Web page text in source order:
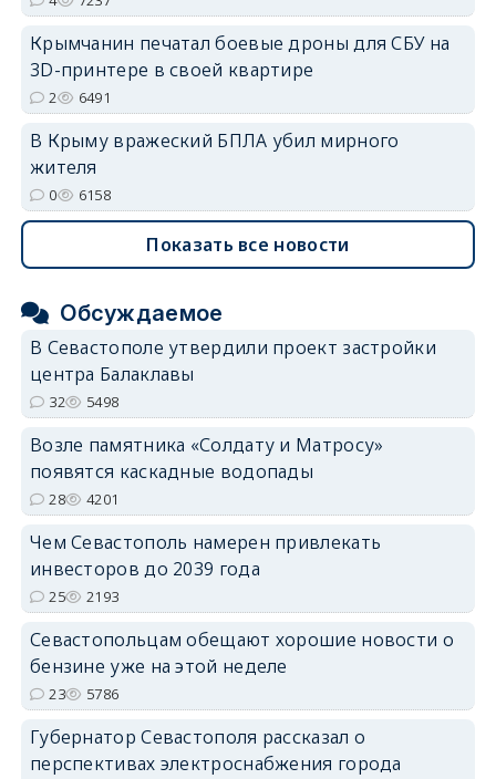
Крымчанин печатал боевые дроны для СБУ на
3D-принтере в своей квартире
2 6491
В Крыму вражеский БПЛА убил мирного
жителя
0 6158
Показать все новости
Обсуждаемое
В Севастополе утвердили проект застройки
центра Балаклавы
32 5498
Возле памятника «Солдату и Матросу»
появятся каскадные водопады
28 4201
Чем Севастополь намерен привлекать
инвесторов до 2039 года
25 2193
Севастопольцам обещают хорошие новости о
бензине уже на этой неделе
23 5786
Губернатор Севастополя рассказал о
перспективах электроснабжения города